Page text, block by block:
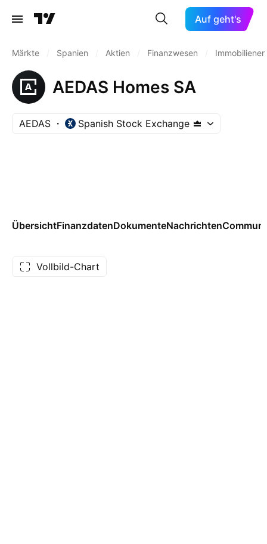
Auf geht's
Märkte Spanien Aktien Finanzwesen
AEDAS Homes SA
AEDAS Spanish Stock Exchange
ÜbersichtFinanzdatenDokumenteNachrichten
Vollbild-Chart